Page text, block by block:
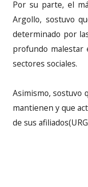
Por su parte, el
Argollo, sostuvo
determinado por
profundo malestar
sectores sociales.
Asimismo, sostuvo
mantienen y que
de sus